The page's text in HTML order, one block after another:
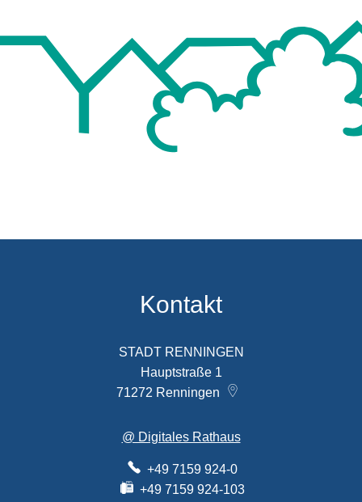
Kontakt
STADT RENNINGEN
Hauptstraße 1
71272 Renningen
@ Digitales Rathaus
+49 7159 924-0
+49 7159 924-103